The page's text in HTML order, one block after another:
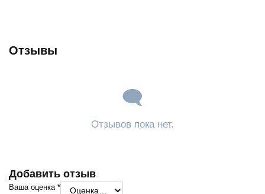
Отзывы
Отзывов пока нет.
Добавить отзыв
Ваша оценка *